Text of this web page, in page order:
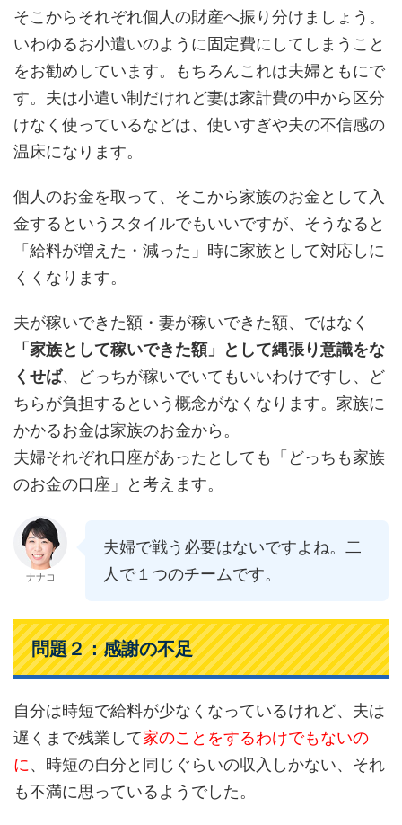
そこからそれぞれ個人の財産へ振り分けましょう。
いわゆるお小遣いのように固定費にしてしまうこと
をお勧めしています。もちろんこれは夫婦ともにで
す。夫は小遣い制だけれど妻は家計費の中から区分
けなく使っているなどは、使いすぎや夫の不信感の
温床になります。
個人のお金を取って、そこから家族のお金として入
金するというスタイルでもいいですが、そうなると
「給料が増えた・減った」時に家族として対応しに
くくなります。
夫が稼いできた額・妻が稼いできた額、ではなく
「家族として稼いできた額」として縄張り意識をな
くせば、どっちが稼いでいてもいいわけですし、ど
ちらが負担するという概念がなくなります。家族に
かかるお金は家族のお金から。
夫婦それぞれ口座があったとしても「どっちも家族
のお金の口座」と考えます。
ナナコ
夫婦で戦う必要はないですよね。二
人で１つのチームです。
問題２：感謝の不足
自分は時短で給料が少なくなっているけれど、夫は
遅くまで残業して家のことをするわけでもないの
に、時短の自分と同じぐらいの収入しかない、それ
も不満に思っているようでした。